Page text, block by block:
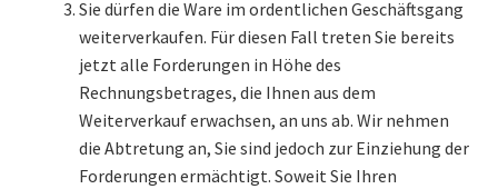
Sie dürfen die Ware im ordentlichen Geschäftsgang
weiterverkaufen. Für diesen Fall treten Sie bereits
jetzt alle Forderungen in Höhe des
Rechnungsbetrages, die Ihnen aus dem
Weiterverkauf erwachsen, an uns ab. Wir nehmen
die Abtretung an, Sie sind jedoch zur Einziehung der
Forderungen ermächtigt. Soweit Sie Ihren